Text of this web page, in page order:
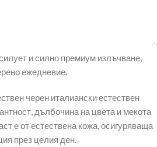
и силно премиум излъчване,
ежедневие.
черен италиански естествен
дълбочина на цвета и мекота
е от естествена кожа, осигуряваща
през целия ден.